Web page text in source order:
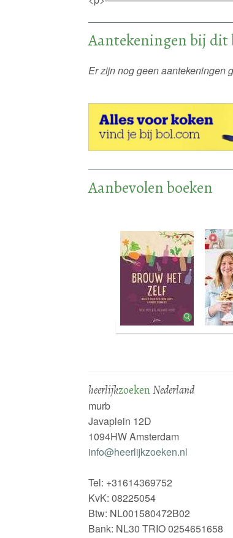
Aantekeningen bij dit
Er zijn nog geen aantekeningen
Aanbevolen boeken
heerlijkzoekenNederland
murb
Javaplein 12D
1094HW Amsterdam
info@heerlijkzoeken.nl
Tel: +31614369752
KvK: 08225054
Btw: NL001580472B02
Bank: NL30 TRIO 0254651658